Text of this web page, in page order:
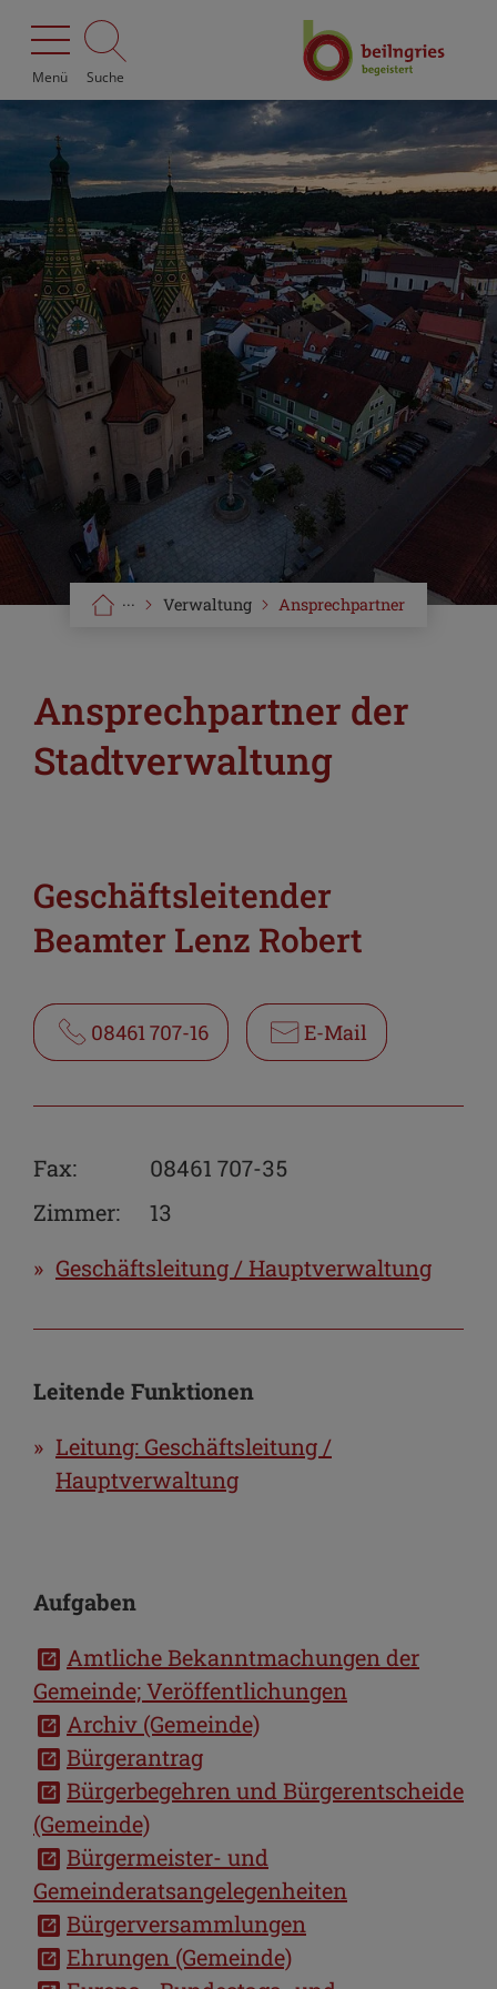
Menü Suche
Ansprechpartner
Verwaltung
···
Ansprechpartner der
Stadtverwaltung
Geschäftsleitender
Beamter Lenz Robert
08461 707-16 E-Mail
Fax:
08461 707-35
Zimmer:
13
Geschäftsleitung / Hauptverwaltung
Leitende Funktionen
Leitung: Geschäftsleitung /
Hauptverwaltung
Aufgaben
Amtliche Bekanntmachungen der
Gemeinde; Veröffentlichungen
Archiv (Gemeinde)
Bürgerantrag
Bürgerbegehren und Bürgerentscheide
(Gemeinde)
Bürgermeister- und
Gemeinderatsangelegenheiten
Bürgerversammlungen
Ehrungen (Gemeinde)